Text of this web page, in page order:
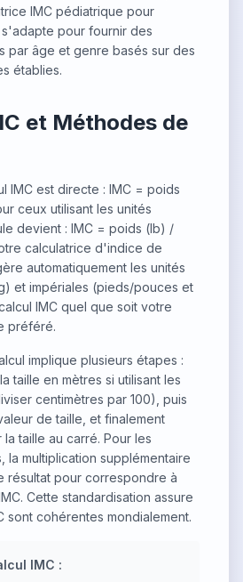
IMC pédiatrique pour
pour fournir des
par âge et genre basés sur des
établies.
et Méthodes de
IMC est directe : IMC = poids
ceux utilisant les unités
devient : IMC = poids (lb) /
calculatrice d'indice de
automatiquement les unités
et impériales (pieds/pouces et
IMC quel que soit votre
préféré.
implique plusieurs étapes :
taille en mètres si utilisant les
centimètres par 100), puis
de taille, et finalement
taille au carré. Pour les
la multiplication supplémentaire
résultat pour correspondre à
Cette standardisation assure
sont cohérentes mondialement.
IMC :